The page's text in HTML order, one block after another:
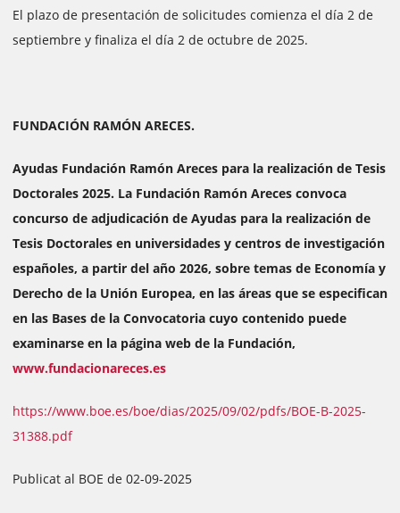
El plazo de presentación de solicitudes comienza el día 2 de
septiembre y finaliza el día 2 de octubre de 2025.
FUNDACIÓN RAMÓN ARECES.
Ayudas Fundación Ramón Areces para la realización de Tesis
Doctorales 2025. La Fundación Ramón Areces convoca
concurso de adjudicación de Ayudas para la realización de
Tesis Doctorales en universidades y centros de investigación
españoles, a partir del año 2026, sobre temas de Economía y
Derecho de la Unión Europea, en las áreas que se especifican
en las Bases de la Convocatoria cuyo contenido puede
examinarse en la página web de la Fundación,
www.fundacionareces.es
https://www.boe.es/boe/dias/2025/09/02/pdfs/BOE-B-2025-
31388.pdf
Publicat al BOE de 02-09-2025